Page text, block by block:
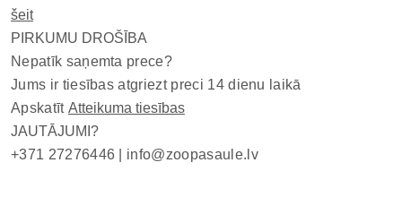
šeit
PIRKUMU DROŠĪBA
Nepatīk saņemta prece?
Jums ir tiesības atgriezt preci 14 dienu laikā
Apskatīt Atteikuma tiesības
JAUTĀJUMI?
+371 27276446 | info@zoopasaule.lv